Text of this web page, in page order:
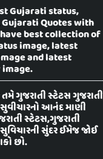
Gujarati status,
Quotes with
best collection of
image, latest
and latest
ગુજરાતી સ્ટેટસ ગુજરાતી
આનંદ માણી
સ્ટેટસ,ગુજરાતી
સુંદર ઈમેજ જોઈ
છો.